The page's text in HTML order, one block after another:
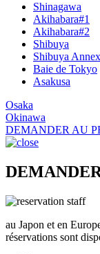
Shinagawa
Akihabara#1
Akihabara#2
Shibuya
Shibuya
Baie de Tokyo
Asakusa
Osaka
Okinawa
DEMANDER AU
au Japon et en
réservations sont